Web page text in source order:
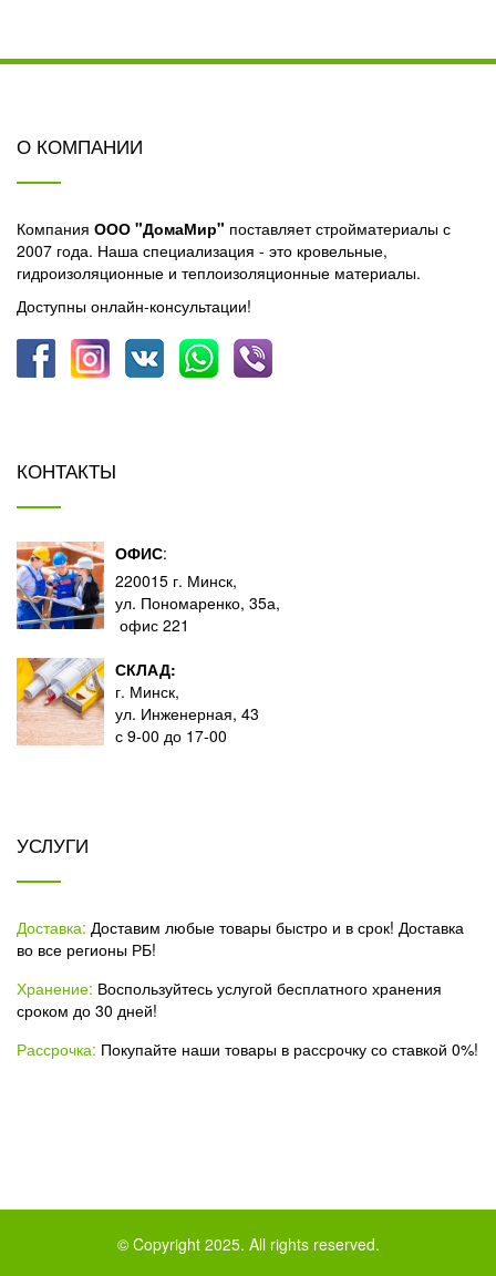
О КОМПАНИИ
Компания ООО "ДомаМир" поставляет стройматериалы с
2007 года. Наша специализация - это кровельные,
гидроизоляционные и теплоизоляционные материалы.
Доступны онлайн-консультации!
КОНТАКТЫ
ОФИС:
220015 г. Минск,
ул. Пономаренко, 35а,
офис 221
СКЛАД:
г. Минск,
ул. Инженерная, 43
с 9-00 до 17-00
УСЛУГИ
Доставка: Доставим любые товары быстро и в срок! Доставка
во все регионы РБ!
Хранение: Воспользуйтесь услугой бесплатного хранения
сроком до 30 дней!
Рассрочка: Покупайте наши товары в рассрочку со ставкой 0%!
© Copyright 2025. All rights reserved.